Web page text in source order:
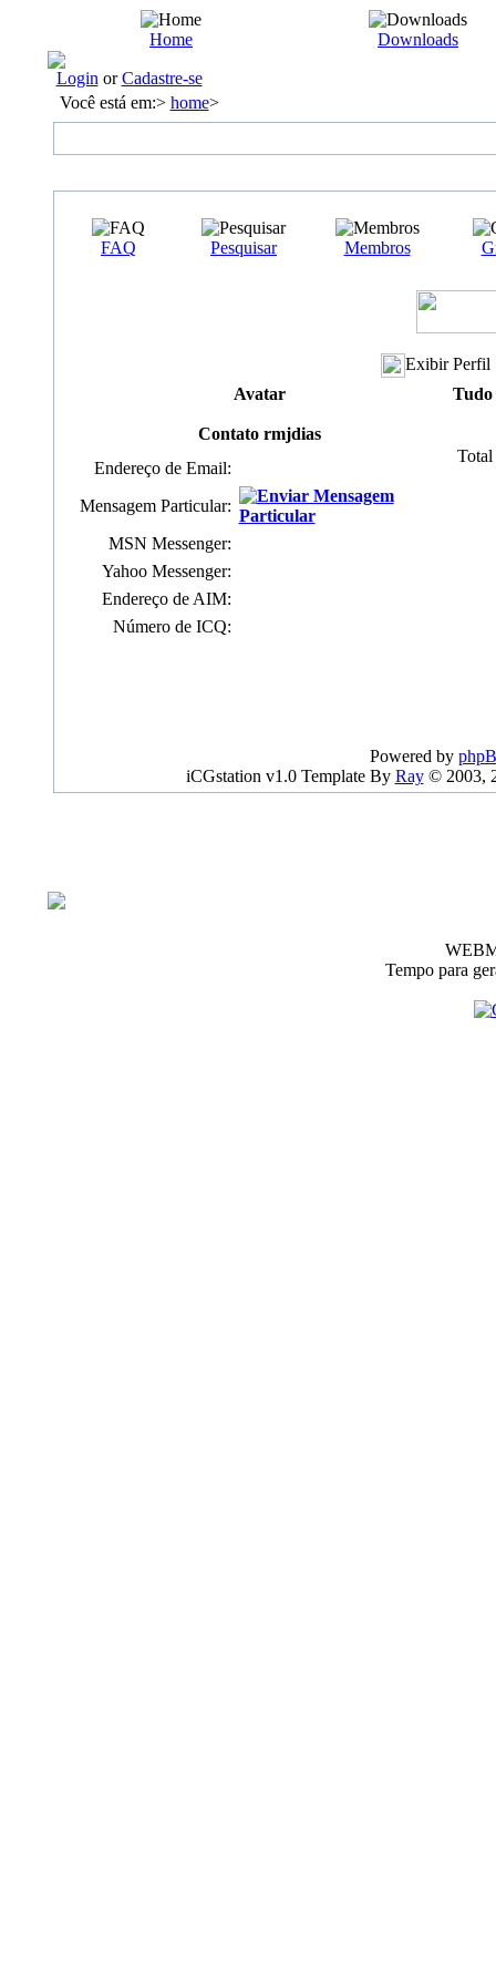
Home Downloads
Login orCadastre-se
Você está em:> home>
FAQ Pesquisar Membros
Exibir Perfil
Avatar
Tudo
Total
Contato rmjdias
Endereço de Email:
Mensagem Particular:
MSN Messenger:
Yahoo Messenger:
Endereço de AIM:
Número de ICQ:
Powered by
iCGstation v1.0 Template By Ray© 2003,
Tempo para